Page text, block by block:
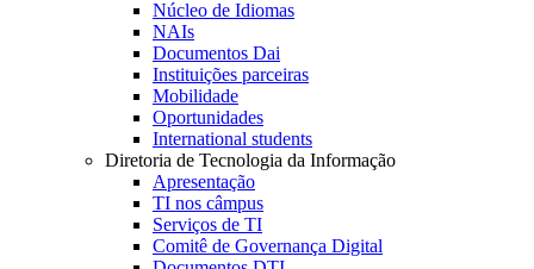
Núcleo de Idiomas
NAIs
Documentos Dai
Instituições parceiras
Mobilidade
Oportunidades
International students
Diretoria de Tecnologia da Informação
Apresentação
TI nos câmpus
Serviços de TI
Comitê de Governança Digital